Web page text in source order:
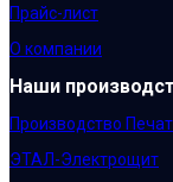
Прайс-лист
О компании
Наши
Производство
ЭТАЛ-Электрощит